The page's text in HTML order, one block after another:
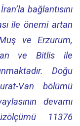
bağlantısını
ile önemi artan
ve Erzurum,
ve Bitlis ile
Doğu
Van bölümü
devamı
11376